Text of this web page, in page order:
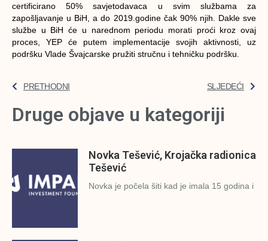
certificirano 50% savjetodavaca u svim službama za
zapošljavanje u BiH, a do 2019.godine čak 90% njih. Dakle sve
službe u BiH će u narednom periodu morati proći kroz ovaj
proces, YEP će putem implementacije svojih aktivnosti, uz
podršku Vlade Švajcarske pružiti stručnu i tehničku podršku.
PRETHODNI SLJEDEĆI
Druge objave u kategoriji
Novka Tešević, Krojačka radionica
Tešević
Novka je počela šiti kad je imala 15 godina i